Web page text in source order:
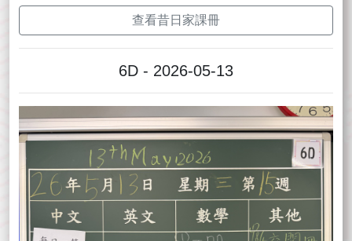
查看昔日家課冊
6D - 2026-05-13